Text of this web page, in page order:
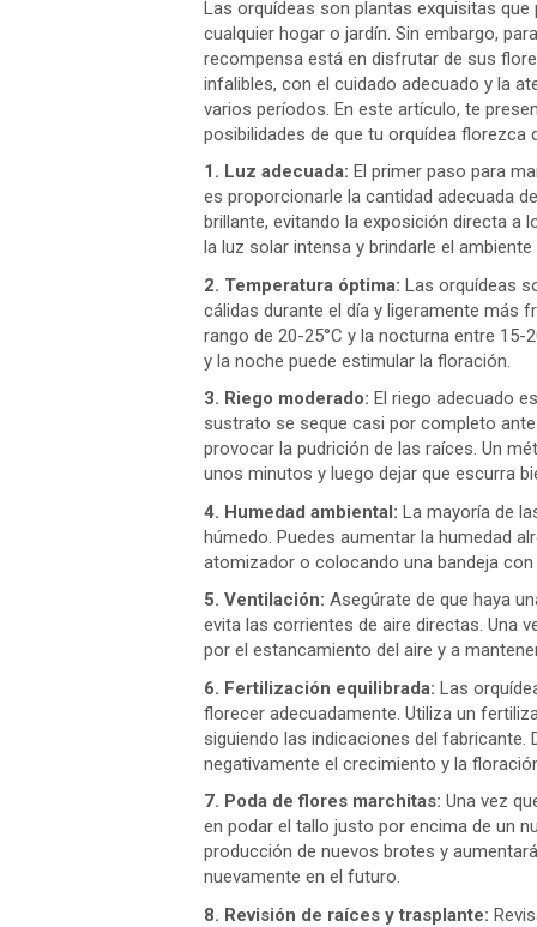
Las orquídeas son plantas exquisitas
cualquier hogar o jardín. Sin embargo,
recompensa está en disfrutar de sus
infalibles, con el cuidado adecuado y la
varios períodos. En este artículo, te
posibilidades de que tu orquídea florezca
1. Luz adecuada: El primer paso para
es proporcionarle la cantidad adecuada
brillante, evitando la exposición directa a
la luz solar intensa y brindarle el
2. Temperatura óptima: Las orquídeas
cálidas durante el día y ligeramente más
rango de 20-25°C y la nocturna entre
y la noche puede estimular la floración.
3. Riego moderado: El riego adecuado
sustrato se seque casi por completo
provocar la pudrición de las raíces. Un
unos minutos y luego dejar que escurra
4. Humedad ambiental: La mayoría de
húmedo. Puedes aumentar la humedad
atomizador o colocando una bandeja
5. Ventilación: Asegúrate de que haya
evita las corrientes de aire directas. Una
por el estancamiento del aire y a
6. Fertilización equilibrada: Las
florecer adecuadamente. Utiliza un
siguiendo las indicaciones del
negativamente el crecimiento y la
7. Poda de flores marchitas: Una vez
en podar el tallo justo por encima de un
producción de nuevos brotes y
nuevamente en el futuro.
8. Revisión de raíces y trasplante: